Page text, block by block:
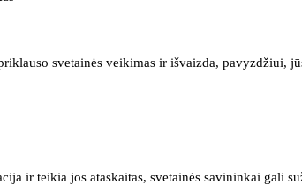
svetainės veikimas ir išvaizda, pavyzdžiui,
ir teikia jos ataskaitas, svetainės savininkai gali